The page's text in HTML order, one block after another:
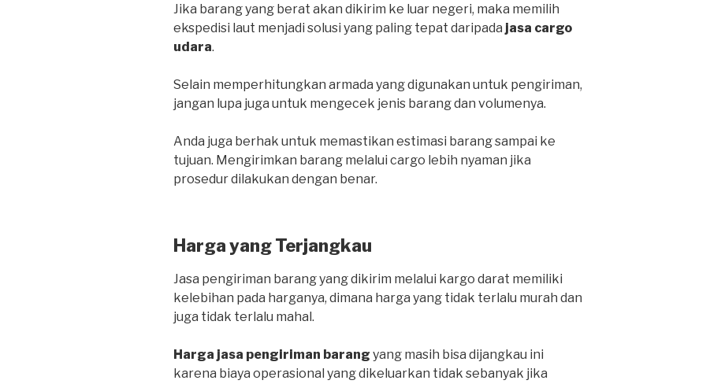
Jika barang yang berat akan dikirim ke luar negeri, maka memilih
ekspedisi laut menjadi solusi yang paling tepat daripada jasa cargo
udara.
Selain memperhitungkan armada yang digunakan untuk pengiriman,
jangan lupa juga untuk mengecek jenis barang dan volumenya.
Anda juga berhak untuk memastikan estimasi barang sampai ke
tujuan. Mengirimkan barang melalui cargo lebih nyaman jika
prosedur dilakukan dengan benar.
Harga yang Terjangkau
Jasa pengiriman barang yang dikirim melalui kargo darat memiliki
kelebihan pada harganya, dimana harga yang tidak terlalu murah dan
juga tidak terlalu mahal.
Harga jasa pengiriman barang yang masih bisa dijangkau ini
karena biaya operasional yang dikeluarkan tidak sebanyak jika